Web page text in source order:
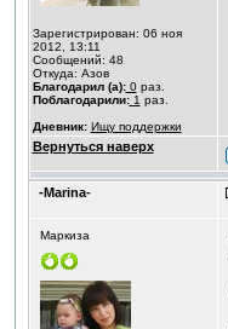
Зарегистрирован: 06 ноя
2012, 13:11
Сообщений: 48
Откуда: Азов
Благодарил (а):0раз.
Поблагодарили:1 раз.
Дневник: Ищу поддержки
Вернуться наверх
-Marina-
Маркиза